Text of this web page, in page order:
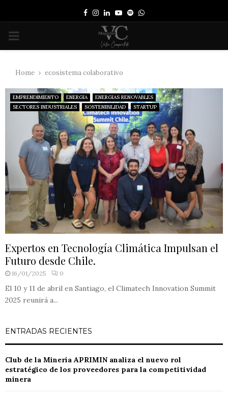
Facebook
Instagram
LinkedinYoutube
SpotifyWhatsapp
PRIMARY
Home ecosistema colaborativo
EMPRENDIMIENTO ENERGIA
ENERGIAS RENOVABLES
SECTORES INDUSTRIALES
SOSTENIBILIDAD STARTUP
Expertos en Tecnología Climática Impulsan el
Futuro desde Chile.
16/01/2025 0
El 10 y 11 de abril en Santiago, el Climatech Innovation Summit
2025 reunirá a...
ENTRADAS RECIENTES
Club de la Minería APRIMIN analiza el nuevo rol
estratégico de los proveedores para la competitividad
minera